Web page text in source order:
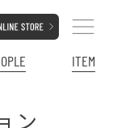
ITEM
ン